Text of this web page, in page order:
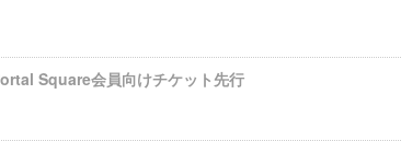
Square会員向けチケット先行